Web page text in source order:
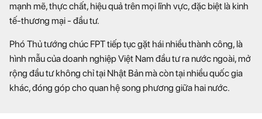
mạnh mẽ, thực chất, hiệu quả trên mọi lĩnh vực, đặc biệt là kinh
tế-thương mại - đầu tư.
Phó Thủ tướng chúc FPT tiếp tục gặt hái nhiều thành công, là
hình mẫu của doanh nghiệp Việt Nam đầu tư ra nước ngoài, mở
rộng đầu tư không chỉ tại Nhật Bản mà còn tại nhiều quốc gia
khác, đóng góp cho quan hệ song phương giữa hai nước.